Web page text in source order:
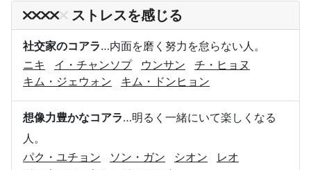
ストレスを感じる
社交家のコアラ…内面を磨く努力を怠らない人。
ニキ
イ・チャンソプ ウンサン
チ・ヒョヌ
キム・ジェウォン
キム・ドンヒョン
想像力豊かなコアラ…明るく一緒にいて楽しくなる
人。
パク・ユチョン
ソン・ガン シオン
レオ